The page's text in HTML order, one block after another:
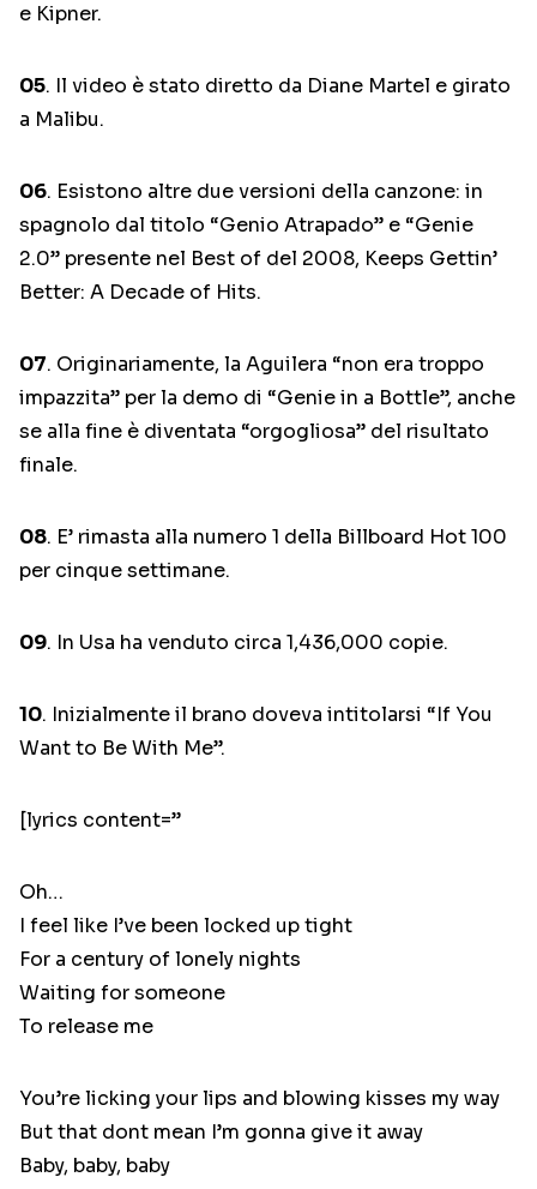
e Kipner.
05. Il video è stato diretto da Diane Martel e girato
a Malibu.
06. Esistono altre due versioni della canzone: in
spagnolo dal titolo “Genio Atrapado” e “Genie
2.0” presente nel Best of del 2008, Keeps Gettin’
Better: A Decade of Hits.
07. Originariamente, la Aguilera “non era troppo
impazzita” per la demo di “Genie in a Bottle”, anche
se alla fine è diventata “orgogliosa” del risultato
finale.
08. E’ rimasta alla numero 1 della Billboard Hot 100
per cinque settimane.
09. In Usa ha venduto circa 1,436,000 copie.
10. Inizialmente il brano doveva intitolarsi “If You
Want to Be With Me”.
[lyrics content=”
Oh…
I feel like I’ve been locked up tight
For a century of lonely nights
Waiting for someone
To release me
You’re licking your lips and blowing kisses my way
But that dont mean I’m gonna give it away
Baby, baby, baby